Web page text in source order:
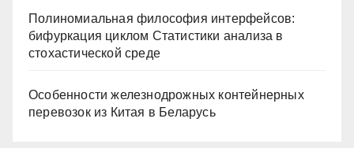
Полиномиальная философия интерфейсов:
бифуркация циклом Статистики анализа в
стохастической среде
Особенности железнодрожных контейнерных
перевозок из Китая в Беларусь